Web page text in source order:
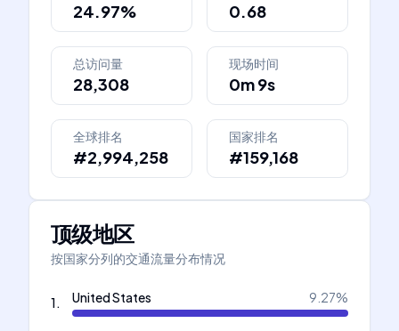
24.97% 0.68
总访问量
28,308
现场时间
0m 9s
全球排名
#2,994,258
国家排名
#159,168
顶级地区
按国家分列的交通流量分布情况
1. United States 9.27%